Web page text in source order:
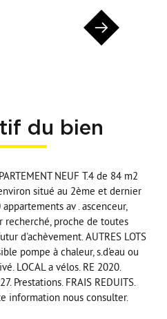
du bien
NEUF T.4 de 84 m2
situé au 2ème et dernier
av . ascenceur,
recherché, proche de toutes
d'achèvement. AUTRES LOTS
pompe à chaleur, s.d'eau ou
LOCAL a vélos. RE 2020.
Prestations. FRAIS REDUITS.
information nous consulter.